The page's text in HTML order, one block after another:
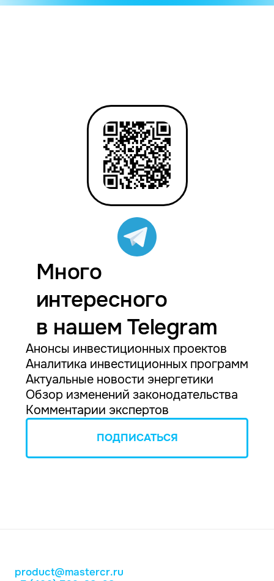
Много
интересного
в нашем Telegram
Анонсы инвестиционных проектов
Аналитика инвестиционных программ
Актуальные новости энергетики
Обзор изменений законодательства
Комментарии экспертов
ПОДПИСАТЬСЯ
product@mastercr.ru